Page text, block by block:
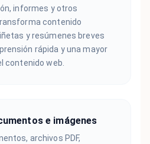
informes y otros
contenido
y resúmenes breves
rápida y una mayor
contenido web.
e imágenes
archivos PDF,